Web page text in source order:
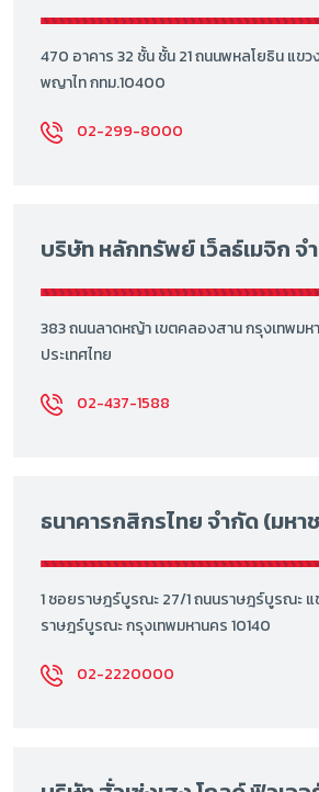
470 อาคาร 32 ชั้น ชั้น 21 ถนนพหลโยธิน แขว
พญาไท กทม.10400
02-299-8000
บริษัท หลักทรัพย์ เว็ลธ์เมจิก จ
383 ถนนลาดหญ้า เขตคลองสาน กรุงเทพม
ประเทศไทย
02-437-1588
ธนาคารกสิกรไทย จำกัด (มหา
1 ซอยราษฎร์บูรณะ 27/1 ถนนราษฎร์บูรณะ
ราษฎร์บูรณะ กรุงเทพมหานคร 10140
02-2220000